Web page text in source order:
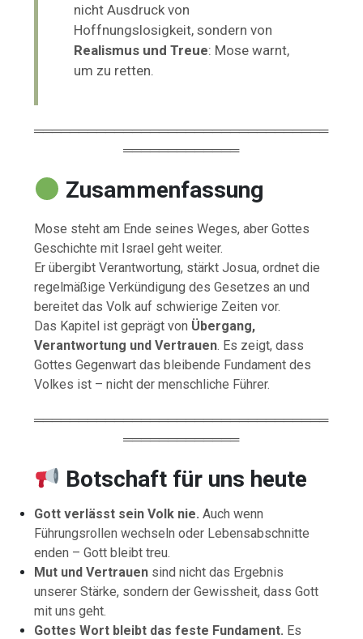
nicht Ausdruck von
Hoffnungslosigkeit, sondern von
Realismus und Treue: Mose warnt,
um zu retten.
═════════════════════════════════
═════════════
Zusammenfassung
Mose steht am Ende seines Weges, aber Gottes
Geschichte mit Israel geht weiter.
Er übergibt Verantwortung, stärkt Josua, ordnet die
regelmäßige Verkündigung des Gesetzes an und
bereitet das Volk auf schwierige Zeiten vor.
Das Kapitel ist geprägt von Übergang,
Verantwortung und Vertrauen. Es zeigt, dass
Gottes Gegenwart das bleibende Fundament des
Volkes ist – nicht der menschliche Führer.
═════════════════════════════════
═════════════
Botschaft für uns heute
Gott verlässt sein Volk nie. Auch wenn
Führungsrollen wechseln oder Lebensabschnitte
enden – Gott bleibt treu.
Mut und Vertrauen sind nicht das Ergebnis
unserer Stärke, sondern der Gewissheit, dass Gott
mit uns geht.
Gottes Wort bleibt das feste Fundament. Es